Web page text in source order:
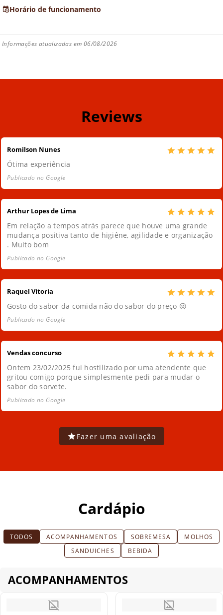
Horário de funcionamento
Informações atualizadas em 06/08/2026
Reviews
Romilson Nunes
Ótima experiência
Publicado no Google
Arthur Lopes de Lima
Em relação a tempos atrás parece que houve uma grande
mudança positiva tanto de higiêne, agilidade e organização
. Muito bom
Publicado no Google
Raquel Vitoria
Gosto do sabor da comida não do sabor do preço 😜
Publicado no Google
Vendas concurso
Ontem 23/02/2025 fui hostilizado por uma atendente que
gritou comigo porque simplesmente pedi para mudar o
sabor do sorvete.
Publicado no Google
Fazer uma avaliação
Cardápio
TODOS ACOMPANHAMENTOS SOBREMESA
MOLHOS
SANDUICHES
BEBIDA
ACOMPANHAMENTOS